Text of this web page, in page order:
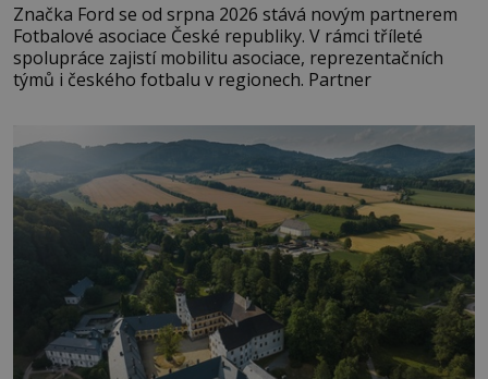
Značka Ford se od srpna 2026 stává novým partnerem
Fotbalové asociace České republiky. V rámci tříleté
spolupráce zajistí mobilitu asociace, reprezentačních
týmů i českého fotbalu v regionech. Partner